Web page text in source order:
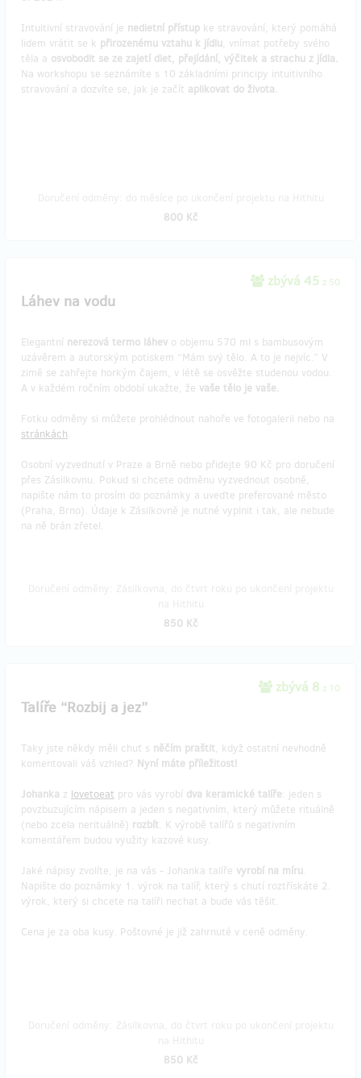
Intuitivní stravování je nedietní přístup ke stravování, který pomáhá
lidem vrátit se k přirozenému vztahu k jídlu, vnímat potřeby svého
těla a osvobodit se ze zajetí diet, přejídání, výčitek a strachu z jídla.
Na workshopu se seznámíte s 10 základními principy intuitivního
stravování a dozvíte se, jak je začít aplikovat do života.
800 Kč
zbývá 45 z 50
Láhev na vodu
Elegantní nerezová termo láhev o objemu 570 ml s bambusovým
uzávěrem a autorským potiskem “Mám svý tělo. A to je nejvíc.” V
zimě se zahřejte horkým čajem, v létě se osvěžte studenou vodou.
A v každém ročním období ukažte, že vaše tělo je vaše.
Fotku odměny si můžete prohlédnout nahoře ve fotogalerii nebo na
stránkách.
Osobní vyzvednutí v Praze a Brně nebo přidejte 90 Kč pro doručení
přes Zásilkovnu. Pokud si chcete odměnu vyzvednout osobně,
napište nám to prosím do poznámky a uveďte preferované město
(Praha, Brno). Údaje k Zásilkovně je nutné vyplnit i tak, ale nebude
na ně brán zřetel.
850 Kč
zbývá 8 z 10
Talíře “Rozbij a jez”
Taky jste někdy měli chuť s něčím praštit, když ostatní nevhodně
komentovali váš vzhled? Nyní máte příležitost!
Johanka z lovetoeat pro vás vyrobí dva keramické talíře: jeden s
povzbuzujícím nápisem a jeden s negativním, který můžete rituálně
(nebo zcela nerituálně) rozbít. K výrobě talířů s negativním
komentářem budou využity kazové kusy.
Jaké nápisy zvolíte, je na vás - Johanka talíře vyrobí na míru.
Napište do poznámky 1. výrok na talíř, který s chutí roztřískáte 2.
výrok, který si chcete na talíři nechat a bude vás těšit.
Cena je za oba kusy. Poštovné je již zahrnuté v ceně odměny.
850 Kč